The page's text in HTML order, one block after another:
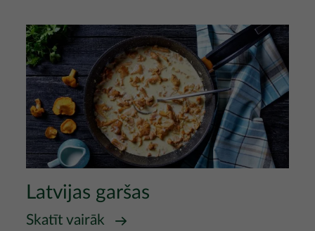
Attēls
Latvijas garšas
Skatīt vairāk